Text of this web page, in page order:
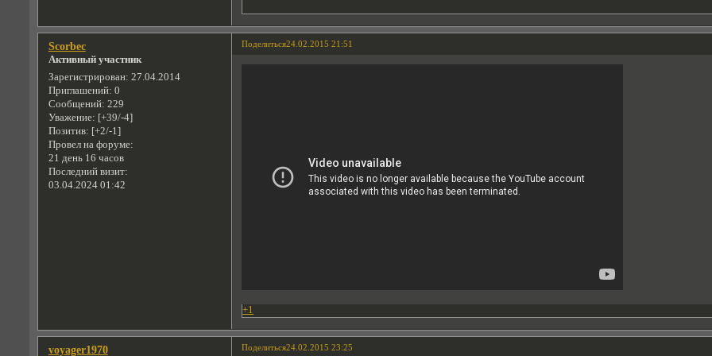
Поделиться24.02.2015 21:51
Scorbec
Активный участник
Зарегистрирован: 27.04.2014
Приглашений: 0
Сообщений: 229
Уважение: [+39/-4]
Позитив: [+2/-1]
Провел на форуме:
21 день 16 часов
Последний визит:
03.04.2024 01:42
+1
Поделиться24.02.2015 23:25
voyager1970